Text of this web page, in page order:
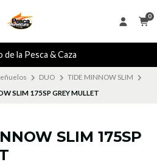
0
de la Pesca & Caza
DUO
TIDE MINNOW SLIM
SLIM 175SP GREY MULLET
SLIM 175SP